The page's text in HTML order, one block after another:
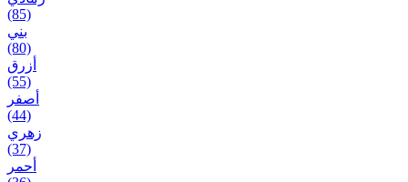
(85)
بني
(80)
أزرق
(55)
أصفر
(44)
زهري
(37)
أحمر